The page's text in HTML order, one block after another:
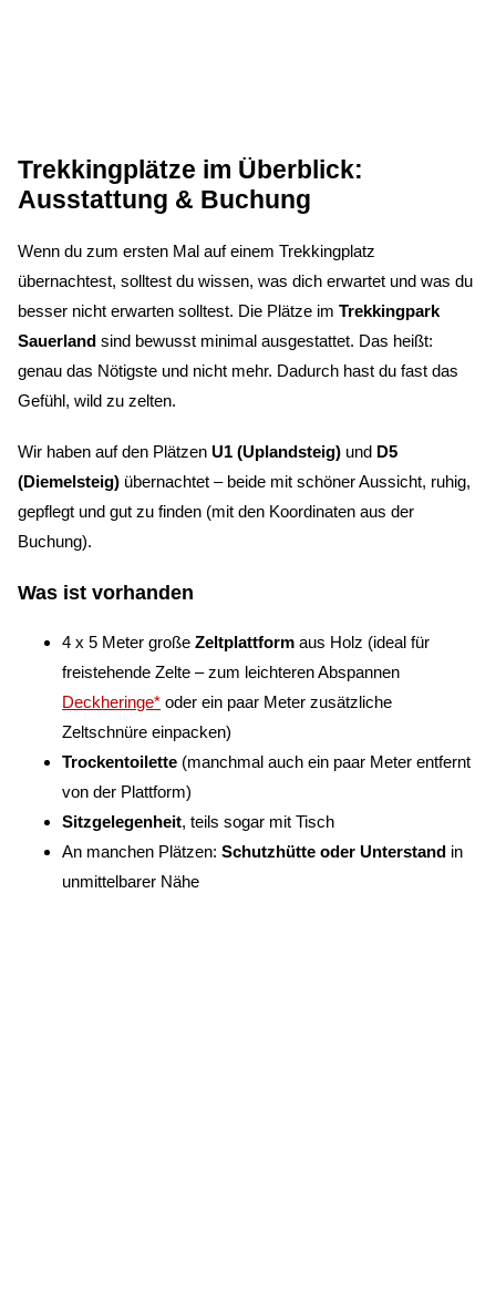
Trekkingplätze im Überblick:
Ausstattung & Buchung
Wenn du zum ersten Mal auf einem Trekkingplatz
übernachtest, solltest du wissen, was dich erwartet und was du
besser nicht erwarten solltest. Die Plätze imTrekkingpark
Sauerland sind bewusst minimal ausgestattet. Das heißt:
genau das Nötigste und nicht mehr. Dadurch hast du fast das
Gefühl, wild zu zelten.
Wir haben auf den PlätzenU1 (Uplandsteig) und D5
(Diemelsteig) übernachtet – beide mit schöner Aussicht, ruhig,
gepflegt und gut zu finden (mit den Koordinaten aus der
Buchung).
Was ist vorhanden
4 x 5 Meter große Zeltplattform aus Holz (ideal für
freistehende Zelte – zum leichteren Abspannen
Deckheringe* oder ein paar Meter zusätzliche
Zeltschnüre einpacken)
Trockentoilette (manchmal auch ein paar Meter entfernt
von der Plattform)
Sitzgelegenheit, teils sogar mit Tisch
An manchen Plätzen:Schutzhütte oder Unterstand in
unmittelbarer Nähe